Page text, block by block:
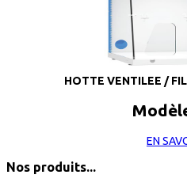
HOTTE VENTILEE /
EN
Nos produits...